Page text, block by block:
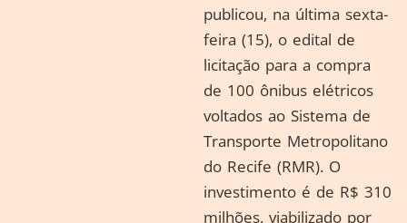
publicou, na última sexta-
feira (15), o edital de
licitação para a compra
de 100 ônibus elétricos
voltados ao Sistema de
Transporte Metropolitano
do Recife (RMR). O
investimento é de R$ 310
milhões, viabilizado por